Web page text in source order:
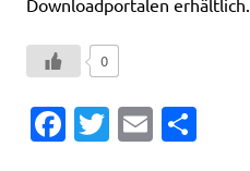
Downloadportalen erhältlich.
0
Fa T
E